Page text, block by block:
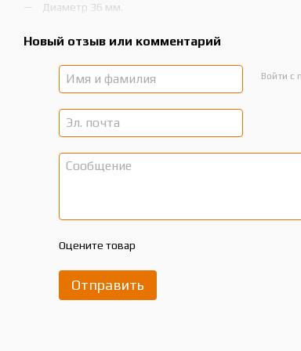
Диаметр 36 мм.
Новый отзыв или комментарий
Войти с
Оцените товар
Отправить